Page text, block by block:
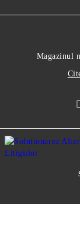
Magazinul